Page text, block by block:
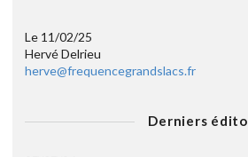
Le 11/02/25
Hervé Delrieu
herve@frequencegrandslacs.fr
Derniers édito